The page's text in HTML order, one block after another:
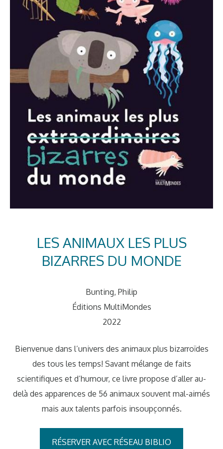
LES ANIMAUX LES PLUS
BIZARRES DU MONDE
Bunting, Philip
Éditions MultiMondes
2022
Bienvenue dans l’univers des animaux plus bizarroïdes
des tous les temps! Savant mélange de faits
scientifiques et d’humour, ce livre propose d’aller au-
delà des apparences de 56 animaux souvent mal-aimés
mais aux talents parfois insoupçonnés.
RÉSERVER AVEC RÉSEAU BIBLIO